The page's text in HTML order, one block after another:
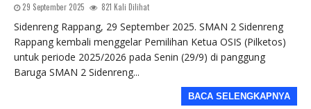
29 September 2025 821 Kali Dilihat
Sidenreng Rappang, 29 September 2025. SMAN 2 Sidenreng
Rappang kembali menggelar Pemilihan Ketua OSIS (Pilketos)
untuk periode 2025/2026 pada Senin (29/9) di panggung
Baruga SMAN 2 Sidenreng...
BACA SELENGKAPNYA